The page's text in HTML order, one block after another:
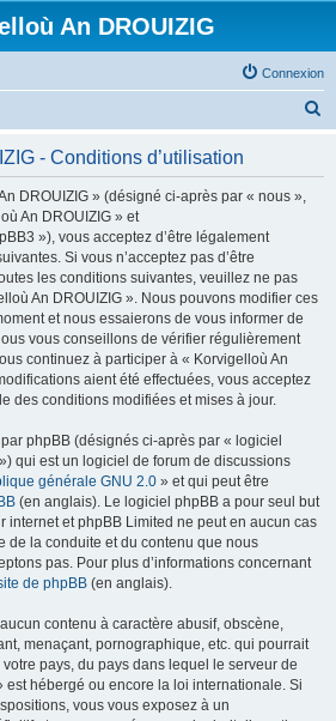
An DROUIZIG
Connexion
- Conditions d’utilisation
DROUIZIG » (désigné ci-après par « nous »,
An DROUIZIG » et
»), vous acceptez d’être légalement
Si vous n’acceptez pas d’être
les conditions suivantes, veuillez ne pas
An DROUIZIG ». Nous pouvons modifier ces
et nous essaierons de vous informer de
vous conseillons de vérifier régulièrement
continuez à participer à « Korvigelloù An
aient été effectuées, vous acceptez
des conditions modifiées et mises à jour.
phpBB (désignés ci-après par « logiciel
qui est un logiciel de forum de discussions
générale GNU 2.0 » et qui peut être
(en anglais). Le logiciel phpBB a pour seul but
internet et phpBB Limited ne peut en aucun cas
de la conduite et du contenu que nous
pas. Pour plus d’informations concernant
de phpBB (en anglais).
contenu à caractère abusif, obscène,
menaçant, pornographique, etc. qui pourrait
pays, du pays dans lequel le serveur de
est hébergé ou encore la loi internationale. Si
vous vous exposez à un